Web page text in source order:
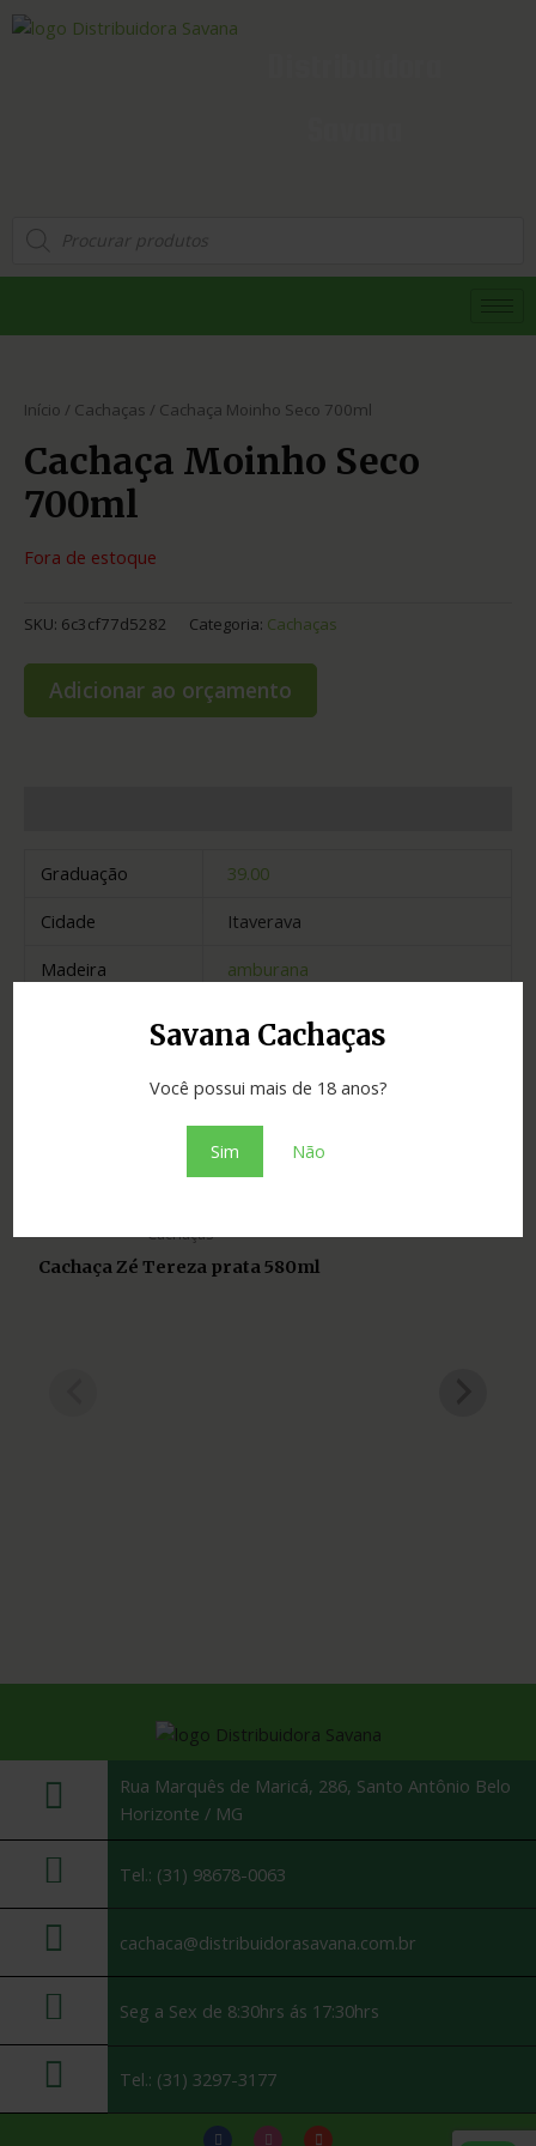
Savana Cachaças
Você possui mais de 18 anos?
Sim Não
Início / Cachaças / Cachaça Moinho Seco 700ml
Cachaça Moinho Seco
700ml
Fora de estoque
SKU: 6c3cf77d5282 Categoria: Cachaças
Adicionar ao orçamento
Graduação
39.00
Cidade
Itaverava
Madeira
amburana
Minas Gerais
Produtos Relacionados
Cachaças
Cachaça Zé Tereza prata 580ml
Rua Marquês de Maricá, 286, Santo Antônio Belo
Horizonte / MG
Tel.: (31) 98678-0063
cachaca@distribuidorasavana.com.br
Seg a Sex de 8:30hrs ás 17:30hrs
Tel.: (31) 3297-3177